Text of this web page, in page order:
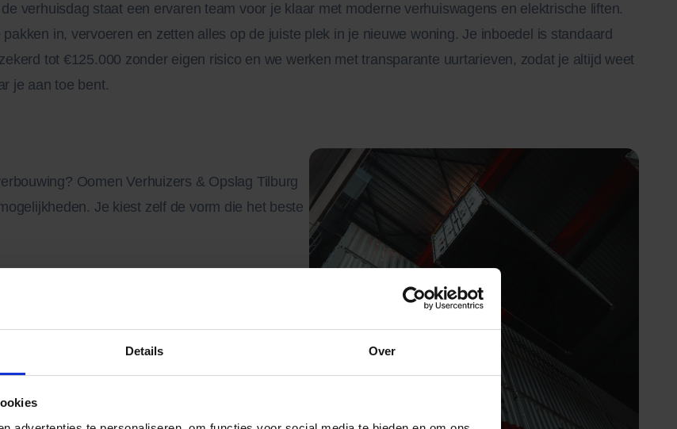
Details Over
verhuisdag staat een ervaren team voor je klaar met moderne verhuiswagens en elektrische liften.
pakken in, vervoeren en zetten alles op de juiste plek in je nieuwe woning. Je inboedel is standaard
tot €125.000 zonder eigen risico en we werken met transparante uurtarieven, zodat je altijd weet
je aan toe bent.
Oomen Verhuizers & Opslag Tilburg
Je kiest zelf de vorm die het beste
die je in je eigen tempo vult. Daarna halen we
in een afsluitbare, waterdichte container.